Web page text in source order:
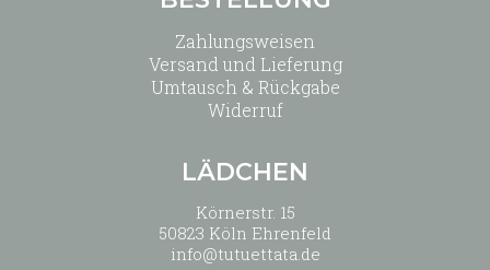
Zahlungsweisen
Versand und Lieferung
Umtausch & Rückgabe
Widerruf
LÄDCHEN
Körnerstr. 15
50823 Köln Ehrenfeld
info@tutuettata.de